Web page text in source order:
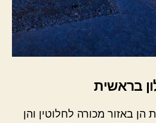
בראשית
באזור מכורה לחלוטין והן